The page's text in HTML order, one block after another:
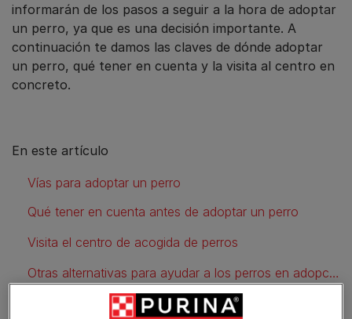
informarán de los pasos a seguir a la hora de adoptar
un perro, ya que es una decisión importante. A
continuación te damos las claves de dónde adoptar
un perro, qué tener en cuenta y la visita al centro en
concreto.
En este artículo
Vías para adoptar un perro
Qué tener en cuenta antes de adoptar un perro
Visita el centro de acogida de perros
Otras alternativas para ayudar a los perros en adopción